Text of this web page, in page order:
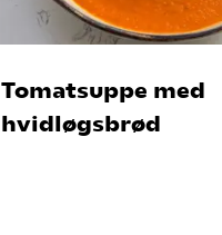
Tomatsuppe med
hvidløgsbrød